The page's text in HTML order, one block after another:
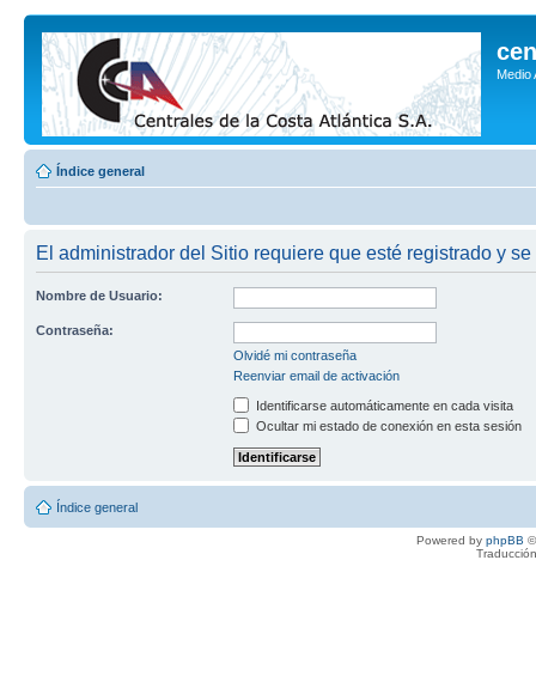
Medio
Índice general
El administrador del Sitio requiere que esté registrado y
Nombre de Usuario:
Contraseña:
Olvidé mi contraseña
Reenviar email de activación
Identificarse automáticamente en cada visita
Ocultar mi estado de conexión en esta sesión
Índice general
Powered by phpBB